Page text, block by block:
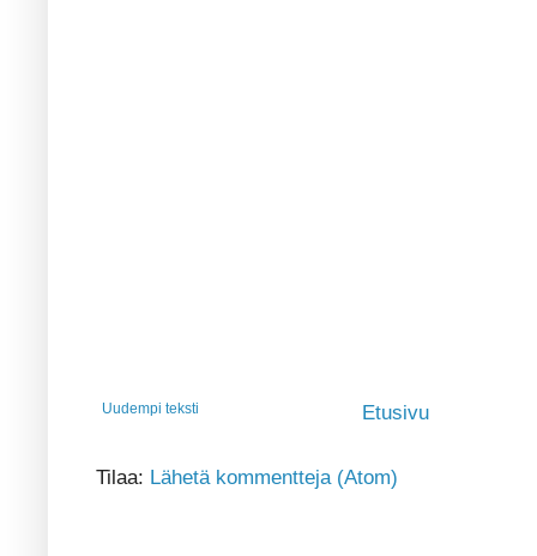
Uudempi teksti Etusivu
Tilaa: Lähetä kommentteja (Atom)